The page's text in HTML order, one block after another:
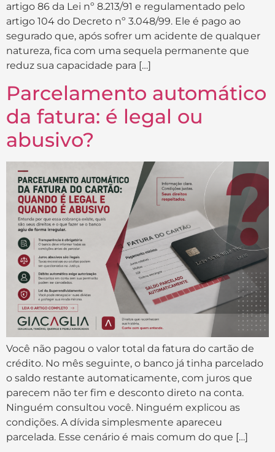
artigo 86 da Lei nº 8.213/91 e regulamentado pelo
artigo 104 do Decreto nº 3.048/99. Ele é pago ao
segurado que, após sofrer um acidente de qualquer
natureza, fica com uma sequela permanente que
reduz sua capacidade para […]
Parcelamento automático
da fatura: é legal ou
abusivo?
Você não pagou o valor total da fatura do cartão de
crédito. No mês seguinte, o banco já tinha parcelado
o saldo restante automaticamente, com juros que
parecem não ter fim e desconto direto na conta.
Ninguém consultou você. Ninguém explicou as
condições. A dívida simplesmente apareceu
parcelada. Esse cenário é mais comum do que […]